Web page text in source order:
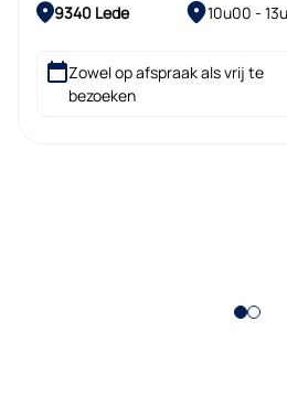
9340 Lede 10u00 -
Zowel op afspraak als vrij te
bezoeken